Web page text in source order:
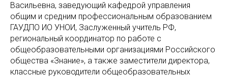
Васильевна, заведующий кафедрой управления
общим и средним профессиональным образованием
ГАУДПО ИО УНОИ, Заслуженный учитель РФ,
региональный координатор по работе с
общеобразовательными организациями Российского
общества «Знание», а также заместители директора,
классные руководители общеобразовательных